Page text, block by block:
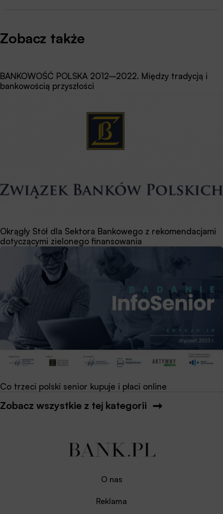
Zobacz także
BANKOWOŚĆ POLSKA 2012–2022. Między tradycją i
bankowością przyszłości
Okrągły Stół dla Sektora Bankowego z rekomendacjami
dotyczącymi zielonego finansowania
Co trzeci polski senior kupuje i płaci online
Zobacz wszystkie z tej kategorii
O nas
Reklama